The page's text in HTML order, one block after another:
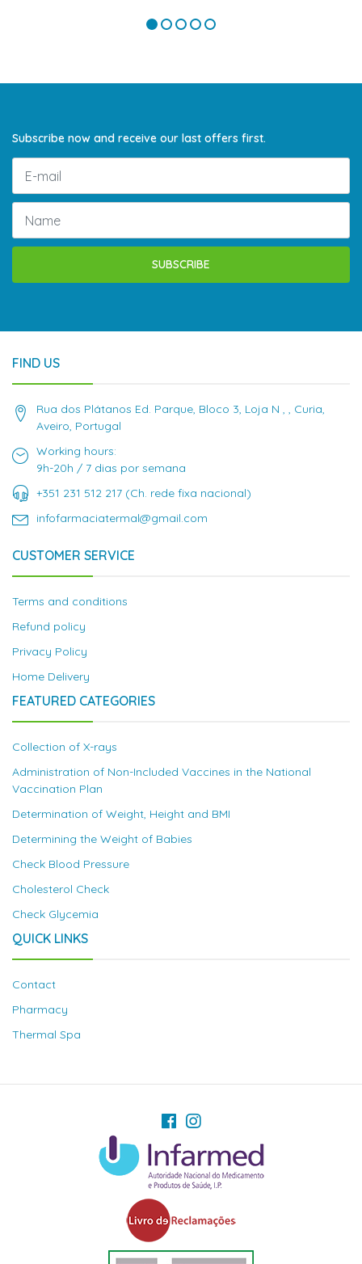
Subscribe now and receive our last offers first.
SUBSCRIBE
FIND US
Rua dos Plátanos Ed. Parque, Bloco 3, Loja N , , Curia,
Aveiro, Portugal
Working hours:
9h-20h / 7 dias por semana
+351 231 512 217 (Ch. rede fixa nacional)
infofarmaciatermal@gmail.com
CUSTOMER SERVICE
Terms and conditions
Refund policy
Privacy Policy
Home Delivery
FEATURED CATEGORIES
Collection of X-rays
Administration of Non-Included Vaccines in the National
Vaccination Plan
Determination of Weight, Height and BMI
Determining the Weight of Babies
Check Blood Pressure
Cholesterol Check
Check Glycemia
QUICK LINKS
Contact
Pharmacy
Thermal Spa